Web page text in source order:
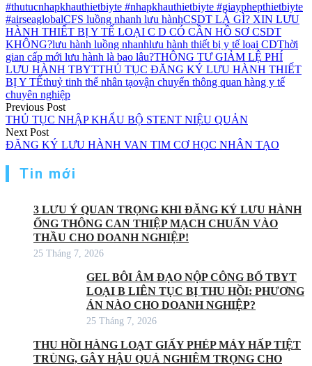
#thutucnhapkhauthietbiyte #nhapkhauthietbiyte #giayphepthietbiyte
#airseaglobalCFS luồng nhanh lưu hànhCSDT LÀ GÌ? XIN LƯU
HÀNH THIẾT BỊ Y TẾ LOẠI C D CÓ CẦN HỒ SƠ CSDT
KHÔNG?lưu hành luồng nhanhlưu hành thiết bị y tế loại CDThời
gian cấp mới lưu hành là bao lâu?THÔNG TƯ GIẢM LỆ PHÍ
LƯU HÀNH TBYTTHỦ TỤC ĐĂNG KÝ LƯU HÀNH THIẾT
BỊ Y TẾthuỷ tinh thể nhân tạovận chuyển thông quan hàng y tế
chuyên nghiệp
Điều
hướng
bài
viết
Previous Post
THỦ TỤC NHẬP KHẨU BỘ STENT NIỆU QUẢN
Next Post
ĐĂNG KÝ LƯU HÀNH VAN TIM CƠ HỌC NHÂN TẠO
Tin mới
3 LƯU Ý QUAN TRỌNG KHI ĐĂNG KÝ LƯU HÀNH
ỐNG THÔNG CAN THIỆP MẠCH CHUẨN VÀO
THẦU CHO DOANH NGHIỆP!
25 Tháng 7, 2026
GEL BÔI ÂM ĐẠO NỘP CÔNG BỐ TBYT
LOẠI B LIÊN TỤC BỊ THU HỒI: PHƯƠNG
ÁN NÀO CHO DOANH NGHIỆP?
25 Tháng 7, 2026
THU HỒI HÀNG LOẠT GIẤY PHÉP MÁY HẤP TIỆT
TRÙNG, GÂY HẬU QUẢ NGHIÊM TRỌNG CHO